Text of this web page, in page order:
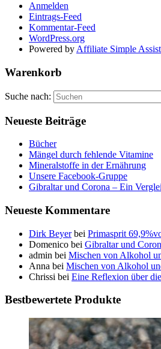
Anmelden
Eintrags-Feed
Kommentar-Feed
WordPress.org
Powered byAffiliate Simple
Warenkorb
Suche nach:
Neueste Beiträge
Bücher
Mängel durch fehlende Vitamine
Mineralstoffe in der Ernährung
Unsere Facebook-Gruppe
Gibraltar und Corona – Ein
Neueste Kommentare
Dirk Beyerbei Primasprit
Domenico bei Gibraltar und
admin bei Mischen von Alkohol
Anna bei Mischen von Alkohol
Chrissi bei Eine Reflexion über
Bestbewertete Produkte